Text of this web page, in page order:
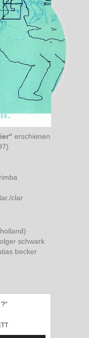
erschienen
clar
schwark
becker